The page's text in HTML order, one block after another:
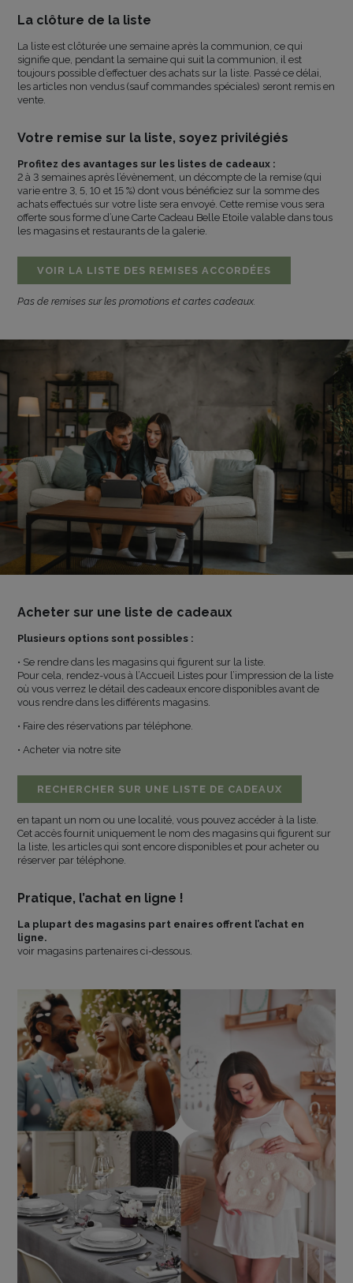
La clôture de la liste
La liste est clôturée une semaine après la communion, ce qui
signifie que, pendant la semaine qui suit la communion, il est
toujours possible d’effectuer des achats sur la liste. Passé ce délai,
les articles non vendus (sauf commandes spéciales) seront remis en
vente.
Votre remise sur la liste, soyez privilégiés
Profitez des avantages sur les listes de cadeaux :
2 à 3 semaines après l’évènement, un décompte de la remise (qui
varie entre 3, 5, 10 et 15 %) dont vous bénéficiez sur la somme des
achats effectués sur votre liste sera envoyé. Cette remise vous sera
offerte sous forme d’une Carte Cadeau Belle Etoile valable dans tous
les magasins et restaurants de la galerie.
VOIR LA LISTE DES REMISES ACCORDÉES
Pas de remises sur les promotions et cartes cadeaux.
Acheter sur une liste de cadeaux
Plusieurs options sont possibles :
• Se rendre dans les magasins qui figurent sur la liste.
Pour cela, rendez-vous à l’Accueil Listes pour l’impression de la liste
où vous verrez le détail des cadeaux encore disponibles avant de
vous rendre dans les différents magasins.
• Faire des réservations par téléphone.
• Acheter via notre site
RECHERCHER SUR UNE LISTE DE CADEAUX
en tapant un nom ou une localité, vous pouvez accéder à la liste.
Cet accès fournit uniquement le nom des magasins qui figurent sur
la liste, les articles qui sont encore disponibles et pour acheter ou
réserver par téléphone.
Pratique, l’achat en ligne !
La plupart des magasins part enaires offrent l’achat en
ligne.
voir magasins partenaires ci-dessous.